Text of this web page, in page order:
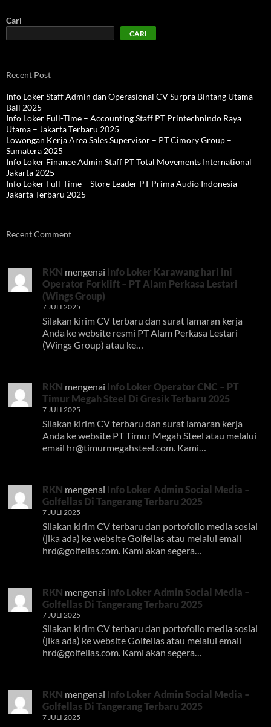
Cari
CARI
Recent Post
Info Loker Staff Admin dan Operasional CV Surpra Bintang Utama
Bali 2025
Info Loker Full-Time – Accounting Staff PT Printechnindo Raya
Utama – Jakarta Terbaru 2025
Lowongan Kerja Area Sales Supervisor – PT Cimory Group –
Sumatera 2025
Info Loker Finance Admin Staff PT Total Movements International
Jakarta 2025
Info Loker Full-Time – Store Leader PT Prima Audio Indonesia –
Jakarta Terbaru 2025
Recent Comment
RKN mengenai Info Loker Karawang hari ini
Operator Forklift – PT Alam Perkasa Lestari
(Wings Group)
7 JULI 2025
Silakan kirim CV terbaru dan surat lamaran kerja
Anda ke website resmi PT Alam Perkasa Lestari
(Wings Group) atau ke…
RKN mengenai Info Loker Operator CNC – PT
Timur Megah Steel Di Gresik Terbaru 2025
7 JULI 2025
Silakan kirim CV terbaru dan surat lamaran kerja
Anda ke website PT Timur Megah Steel atau melalui
email hr@timurmegahsteel.com. Kami…
RKN mengenai Info Loker Admin Social Media –
Golfellas Di Tangerang Terbaru 2025
7 JULI 2025
Silakan kirim CV terbaru dan portofolio media sosial
(jika ada) ke website Golfellas atau melalui email
hrd@golfellas.com . Kami akan segera…
RKN mengenai Info Loker Admin Social Media –
Golfellas Di Tangerang Terbaru 2025
7 JULI 2025
Silakan kirim CV terbaru dan portofolio media sosial
(jika ada) ke website Golfellas atau melalui email
hrd@golfellas.com. Kami akan segera…
RKN mengenai Info Loker Admin Social Media –
Golfellas Di Tangerang Terbaru 2025
7 JULI 2025